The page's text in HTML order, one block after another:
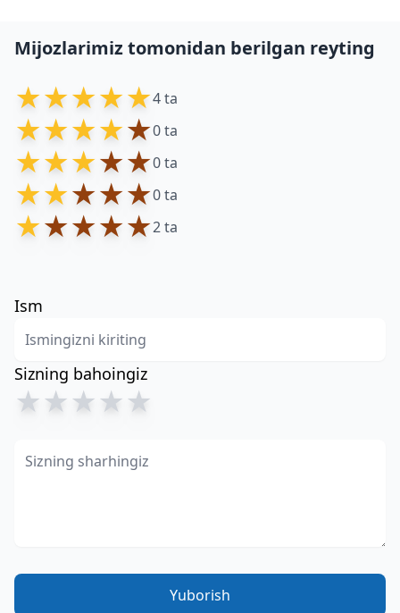
Mijozlarimiz tomonidan berilgan reyting
★★★★★4 ta
★★★★★0 ta
★★★★★0 ta
★★★★★0 ta
★★★★★2 ta
Ism
Sizning bahoingiz
★★★★★
Yuborish